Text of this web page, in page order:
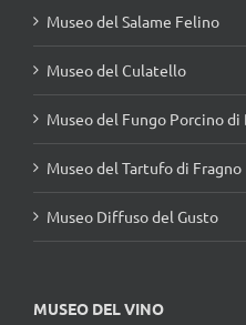
Museo del Salame Felino
Museo del Culatello
Museo del Fungo Porcino
Museo del Tartufo di Fragno
Museo Diffuso del Gusto
MUSEO DEL VINO